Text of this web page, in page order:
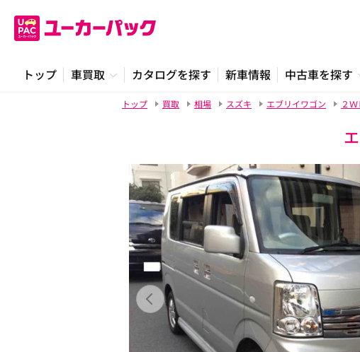
トップ 車買取 カタログを探す 新車情報 中古車を探す
トップ 買取 相場 スズキ エブリイワゴン ２